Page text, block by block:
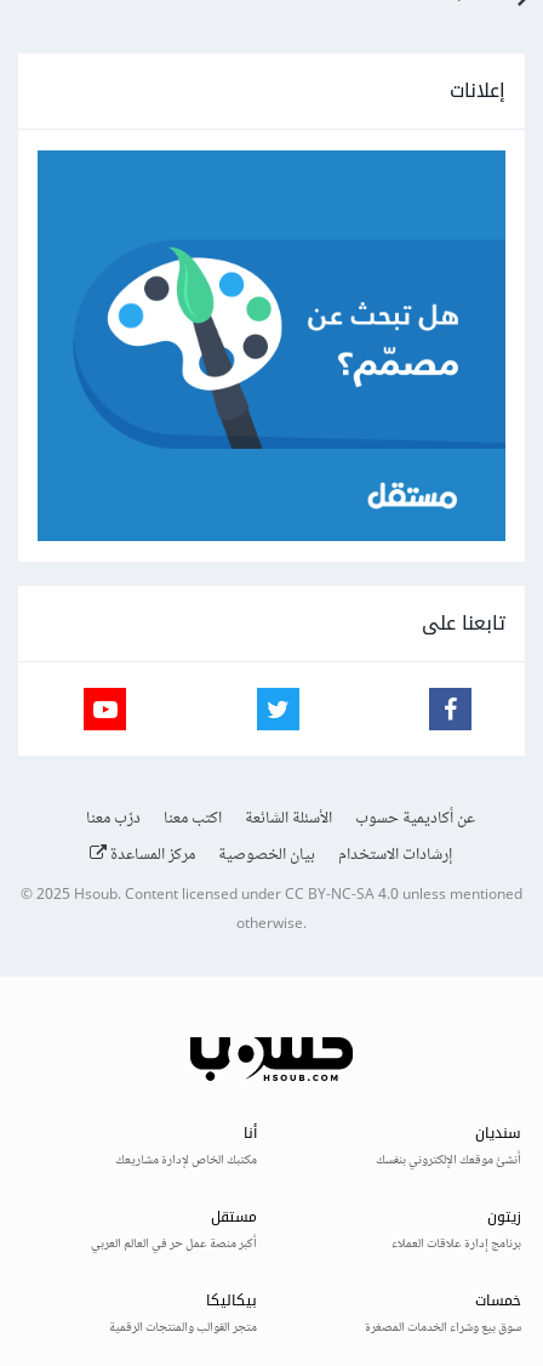
إعلانات
تابعنا على
عن أكاديمية حسوب الأسئلة الشائعة اكتب معنا
درّب معنا
إرشادات الاستخدام
بيان الخصوصية مركز المساعدة
© 2025Hsoub.Content licensed underCC BY-NC-SA 4.0unless mentioned
otherwise.